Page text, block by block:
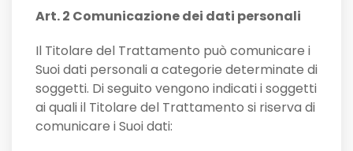
Art. 2 Comunicazione dei dati personali
Il Titolare del Trattamento può comunicare i
Suoi dati personali a categorie determinate di
soggetti. Di seguito vengono indicati i soggetti
ai quali il Titolare del Trattamento si riserva di
comunicare i Suoi dati: